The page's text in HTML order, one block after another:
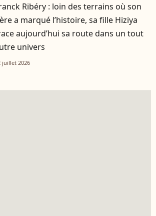
Ribéry : loin des terrains où son
a marqué l’histoire, sa fille Hiziya
aujourd’hui sa route dans un tout
univers
juillet 2026